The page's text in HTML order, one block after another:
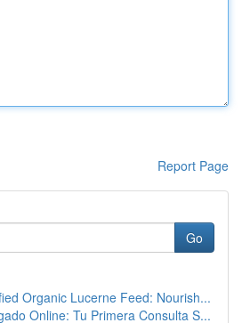
Report Page
Go
Organic Lucerne Feed: Nourish...
Online: Tu Primera Consulta S...